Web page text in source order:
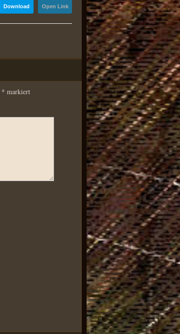
Download Open Link
* markiert